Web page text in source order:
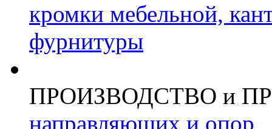
кромки мебельной,
фурнитуры
ПРОИЗВОДСТВО и
направляющих и опор